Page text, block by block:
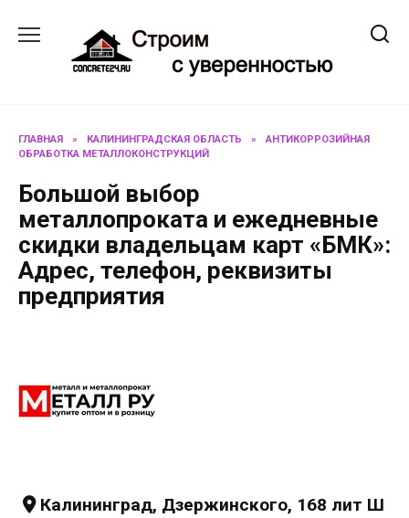
содержанию
ГЛАВНАЯ » КАЛИНИНГРАДСКАЯ ОБЛАСТЬ »
АНТИКОРРОЗИЙНАЯ
ОБРАБОТКА МЕТАЛЛОКОНСТРУКЦИЙ
Большой выбор
металлопроката и ежедневные
скидки владельцам карт «БМК»:
Адрес, телефон, реквизиты
предприятия
Калининград, Дзержинского, 168 лит Ш